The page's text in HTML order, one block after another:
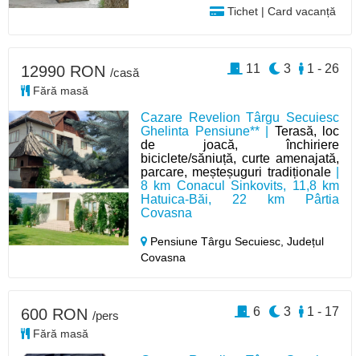
Tichet | Card vacanță
Cazare Revelion Târgu Secuiesc
Ghelinta Pensiune** | Terasă, loc
de joacă, închiriere
biciclete/săniuță, curte amenajată,
parcare, meșteșuguri tradiționale|
8 km Conacul Sinkovits, 11,8 km
Hatuica-Băi, 22 km Pârtia
Covasna
Pensiune Târgu Secuiesc,Județul
Covasna
12990 RON /casă
Fără masă
1 - 26
3
11
600 RON /pers
Fără masă
1 - 17
3
6